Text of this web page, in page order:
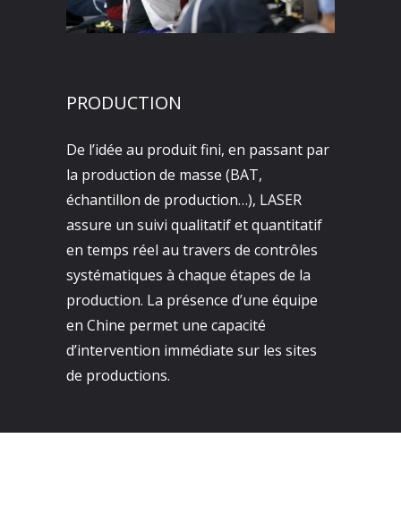
PRODUCTION
De l’idée au produit fini, en passant par
la production de masse (BAT,
échantillon de production…), LASER
assure un suivi qualitatif et quantitatif
en temps réel au travers de contrôles
systématiques à chaque étapes de la
production. La présence d’une équipe
en Chine permet une capacité
d’intervention immédiate sur les sites
de productions.